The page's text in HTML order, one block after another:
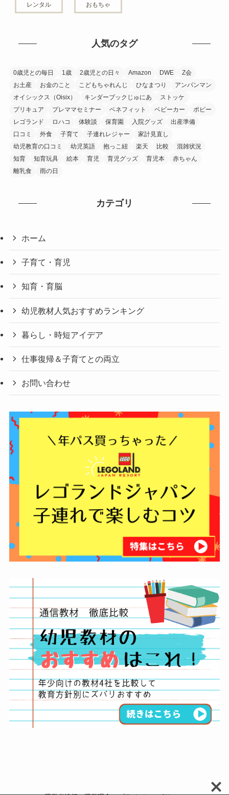
レンタル おもちゃ
人気のタグ
0歳児との毎日 1歳 2歳児との日々 Amazon DWE
Z会
お土産
お金のこと こどもちゃれんじ ひなまつり
アンパンマン
オイシックス（Oisix）
キンダーブックじゅにあ
ストッケ
プリキュア
プレママセミナー ベネフィット ベビーカー
ポピー
レゴランド
ロハコ 体験談 保育園 入院グッズ
出産準備
口コミ
外食 子育て 子連れレジャー
家計見直し
幼児教育の口コミ
幼児英語 抱っこ紐 楽天 比較
混雑状況
知育
知育玩具 絵本 育児 育児グッズ 育児本
赤ちゃん
離乳食
雨の日
カテゴリ
ホーム
子育て・育児
知育・育脳
幼児教材人気おすすめランキング
暮らし・時短アイデア
仕事復帰＆子育てとの両立
お問い合わせ